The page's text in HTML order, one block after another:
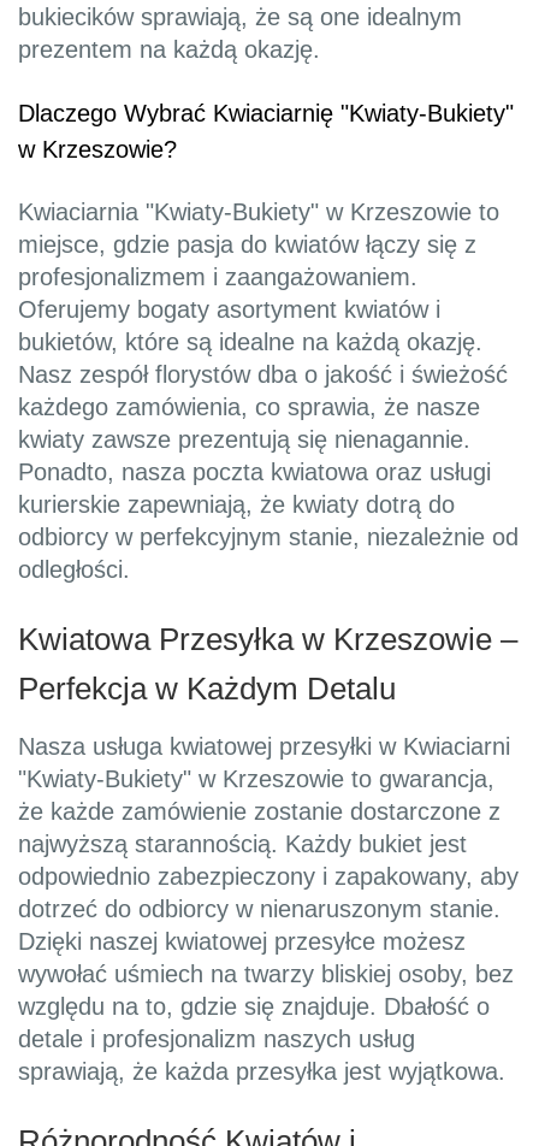
bukiecików sprawiają, że są one idealnym
prezentem na każdą okazję.
Dlaczego Wybrać Kwiaciarnię "Kwiaty-Bukiety"
w Krzeszowie?
Kwiaciarnia "Kwiaty-Bukiety" w Krzeszowie to
miejsce, gdzie pasja do kwiatów łączy się z
profesjonalizmem i zaangażowaniem.
Oferujemy bogaty asortyment kwiatów i
bukietów, które są idealne na każdą okazję.
Nasz zespół florystów dba o jakość i świeżość
każdego zamówienia, co sprawia, że nasze
kwiaty zawsze prezentują się nienagannie.
Ponadto, nasza poczta kwiatowa oraz usługi
kurierskie zapewniają, że kwiaty dotrą do
odbiorcy w perfekcyjnym stanie, niezależnie od
odległości.
Kwiatowa Przesyłka w Krzeszowie –
Perfekcja w Każdym Detalu
Nasza usługa kwiatowej przesyłki w Kwiaciarni
"Kwiaty-Bukiety" w Krzeszowie to gwarancja,
że każde zamówienie zostanie dostarczone z
najwyższą starannością. Każdy bukiet jest
odpowiednio zabezpieczony i zapakowany, aby
dotrzeć do odbiorcy w nienaruszonym stanie.
Dzięki naszej kwiatowej przesyłce możesz
wywołać uśmiech na twarzy bliskiej osoby, bez
względu na to, gdzie się znajduje. Dbałość o
detale i profesjonalizm naszych usług
sprawiają, że każda przesyłka jest wyjątkowa.